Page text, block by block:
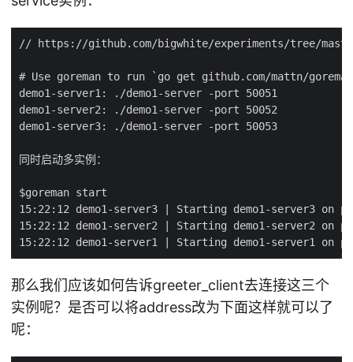
那么我们应该如何告诉greeter_client去连接这三个
实例呢？是否可以将address改为下面这样就可以了
呢：